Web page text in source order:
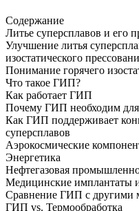
Содержание
Литье суперсплавов и его
Улучшение литья
изостатического
Понимание горячего
Что такое ГИП?
Как работает ГИП
Почему ГИП необходим для
Как ГИП поддерживает
суперсплавов
Аэрокосмические
Энергетика
Нефтегазовая
Медицинские имплантаты
Сравнение ГИП с другими
ГИП vs. Термообработка